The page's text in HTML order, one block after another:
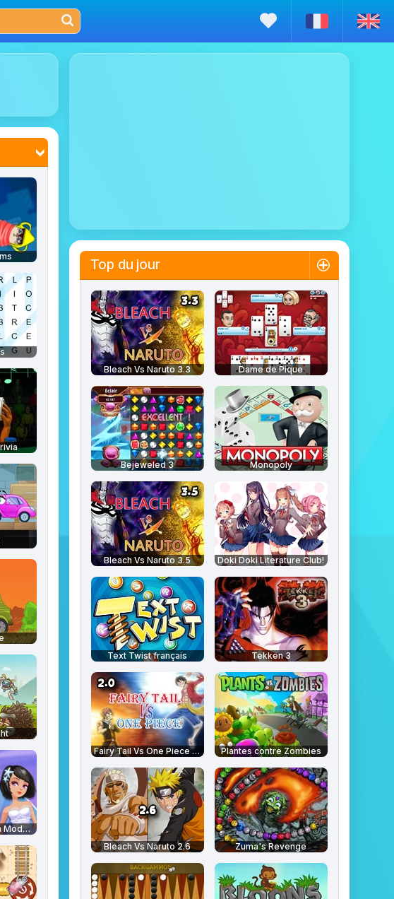
Shopaholic Beach Models
Top du jour
Bleach Vs Naruto 3.3 Dame de Pique
Bejeweled 3 Monopoly
Bleach Vs Naruto 3.5 Doki Doki Literature Club!
Text Twist français Tekken 3
Fairy Tail Vs One Piece 2.0 Plantes contre Zombies
Bleach Vs Naruto 2.6 Zuma's Revenge